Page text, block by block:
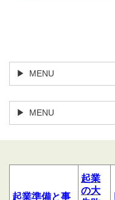
MENU
MENU
起業準備と事
起業
の大